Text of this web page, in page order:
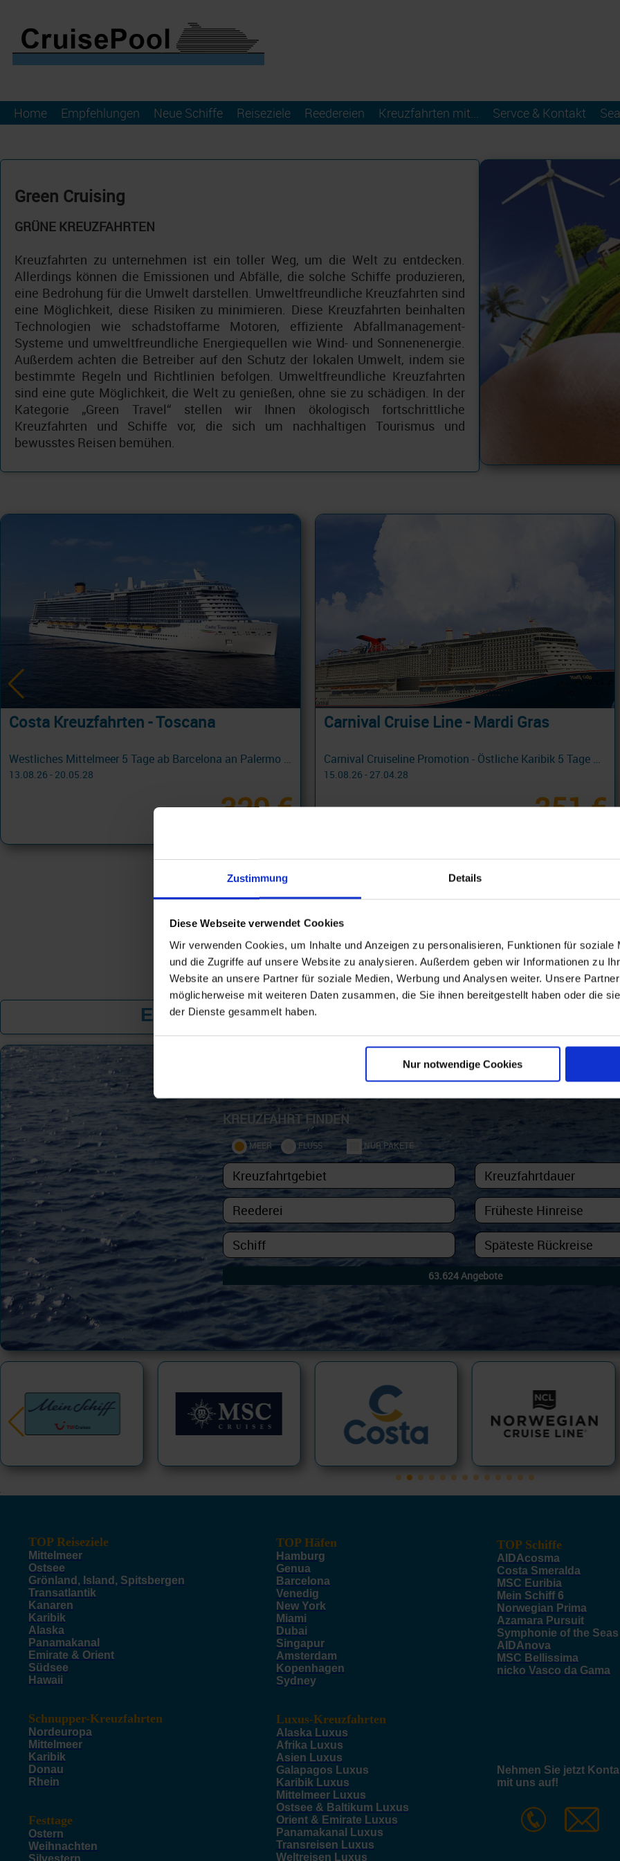
Zustimmung Details
Diese Webseite verwendet Cookies
Wir verwenden Cookies, um Inhalte und Anzeigen zu personalisieren, Funktionen für soziale
und die Zugriffe auf unsere Website zu analysieren. Außerdem geben wir Informationen zu
Website an unsere Partner für soziale Medien, Werbung und Analysen weiter. Unsere
möglicherweise mit weiteren Daten zusammen, die Sie ihnen bereitgestellt haben oder die
der Dienste gesammelt haben.
Nur notwendige Cookies
Home Empfehlungen Neue Schiffe Reiseziele Reedereien Kreuzfahrten mit... Servce & Kontakt
Green Cruising
GRÜNE KREUZFAHRTEN
Kreuzfahrten zu unternehmen ist ein toller Weg, um die Welt zu entdecken.
Allerdings können die Emissionen und Abfälle, die solche Schiffe produzieren,
eine Bedrohung für die Umwelt darstellen. Umweltfreundliche Kreuzfahrten sind
eine Möglichkeit, diese Risiken zu minimieren. Diese Kreuzfahrten beinhalten
Technologien wie schadstoffarme Motoren, effiziente Abfallmanagement-
Systeme und umweltfreundliche Energiequellen wie Wind- und Sonnenenergie.
Außerdem achten die Betreiber auf den Schutz der lokalen Umwelt, indem sie
bestimmte Regeln und Richtlinien befolgen. Umweltfreundliche Kreuzfahrten
sind eine gute Möglichkeit, die Welt zu genießen, ohne sie zu schädigen. In der
Kategorie „Green Travel“ stellen wir Ihnen ökologisch fortschrittliche
Kreuzfahrten und Schiffe vor, die sich um nachhaltigen Tourismus und
bewusstes Reisen bemühen.
Costa Kreuzfahrten - Toscana
Westliches Mittelmeer 5 Tage ab Barcelona an Palermo mit Cashback
13.08.26 - 20.05.28
329 €
Carnival Cruise Line - Mardi Gras
Carnival Cruiseline Promotion - Östliche Karibik 5 Tage ab/an Port Canaveral + Early Saver mit Cashback
15.08.26 - 27.04.28
351 €
Exklusive Angebote nur für Newsletter -
KREUZFAHRT FINDEN
MEER FLUSS NUR PAKETE
TOP Reiseziele
Mittelmeer
Ostsee
Grönland, Island, Spitsbergen
Transatlantik
Kanaren
Karibik
Alaska
Panamakanal
Emirate & Orient
Südsee
Hawaii
Schnupper-Kreuzfahrten
Nordeuropa
Mittelmeer
Karibik
Donau
Rhein
Festtage
Ostern
Weihnachten
TOP Häfen
Hamburg
Genua
Barcelona
Venedig
New York
Miami
Dubai
Singapur
Amsterdam
Kopenhagen
Sydney
Luxus-Kreuzfahrten
Alaska Luxus
Afrika Luxus
Asien Luxus
Galapagos Luxus
Karibik Luxus
Mittelmeer Luxus
Ostsee & Baltikum Luxus
Orient & Emirate Luxus
Panamakanal Luxus
Transreisen Luxus
Weltreisen Luxus
TOP Schiffe
AIDAcosma
Costa Smeralda
MSC Euribia
Mein Schiff 6
Norwegian Prima
Azamara Pursuit
Symphonie of the Seas
AIDAnova
MSC Bellissima
nicko Vasco da Gama
Nehmen Sie jetzt
mit uns auf!